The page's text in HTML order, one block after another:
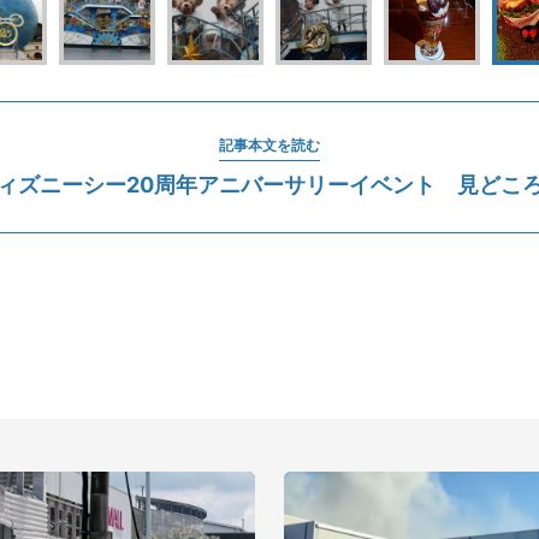
記事本文を読む
ズニーシー20周年アニバーサリーイベント 見どこ